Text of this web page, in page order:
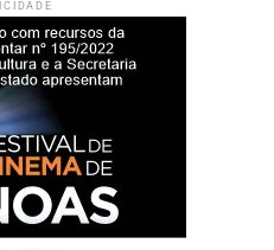
e gratidão
e mulher
o